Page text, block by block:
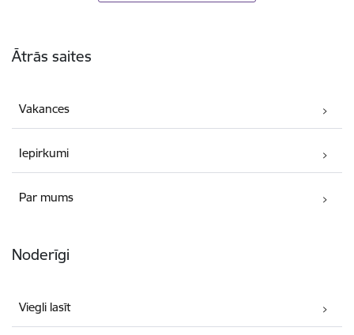
Ātrās saites
Vakances
Iepirkumi
Par mums
Noderīgi
Viegli lasīt